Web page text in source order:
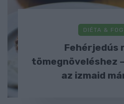
DIÉTA &
Fehérjedús
tömegnöveléshez
az izmaid